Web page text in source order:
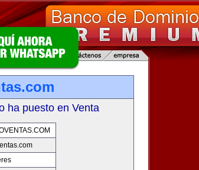
ha puesto en Venta